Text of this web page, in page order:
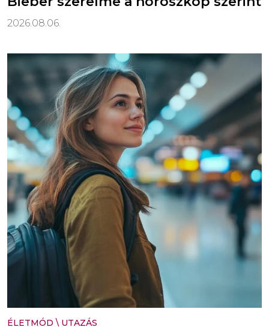
2026.08.06.
ÉLETMÓD \ UTAZÁS